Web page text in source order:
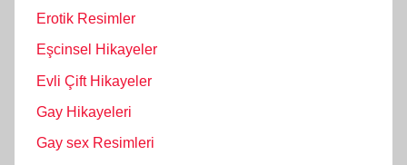
Erotik Resimler
Eşcinsel Hikayeler
Evli Çift Hikayeler
Gay Hikayeleri
Gay sex Resimleri